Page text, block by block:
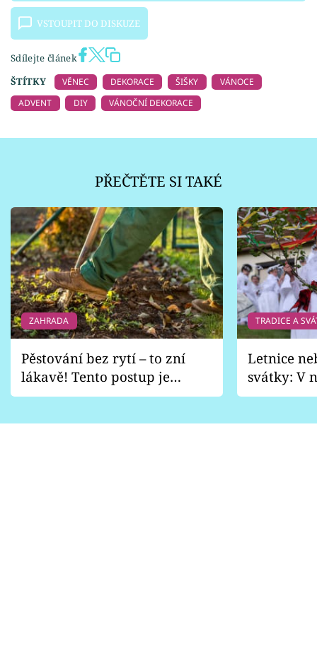
VSTOUPIT DO DISKUZE
Sdílejte článek
ŠTÍTKY
VĚNEC DEKORACE ŠIŠKY
VÁNOCE
ADVENT
DIY VÁNOČNÍ DEKORACE
PŘEČTĚTE SI TAKÉ
ZAHRADA
Pěstování bez rytí – to zní
lákavě! Tento postup je
vhodný jen pro některé
TRADICE A
Letnice
svátky: V
pondělí